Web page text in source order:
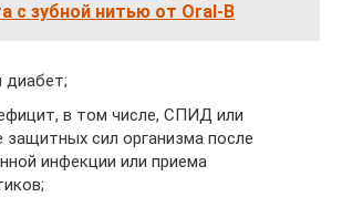
с зубной нитью от Oral-B
диабет;
в том числе, СПИД или
защитных сил организма после
инфекции или приема